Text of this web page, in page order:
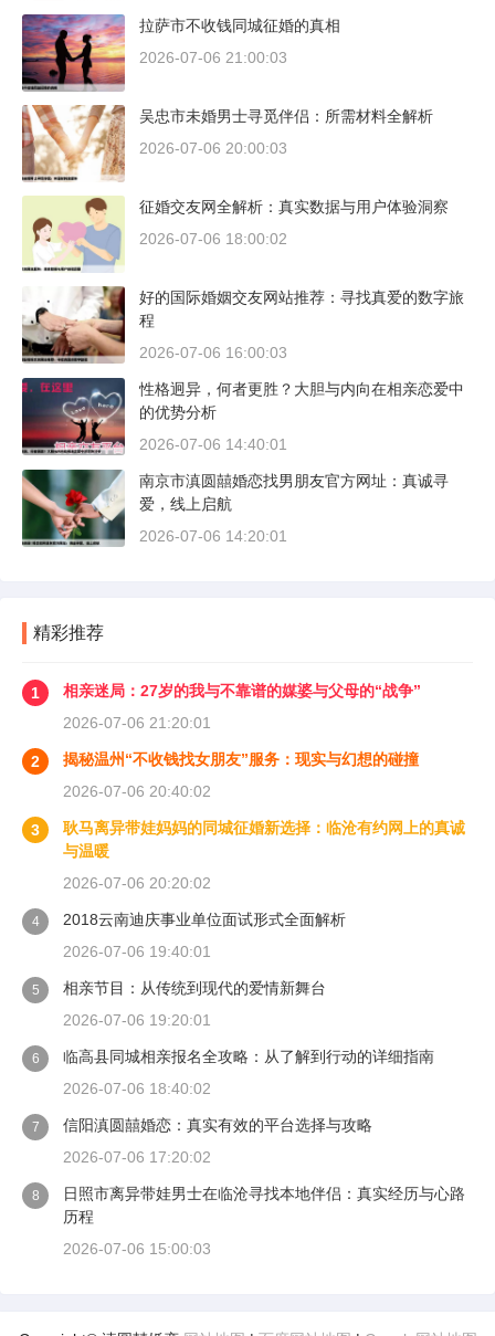
拉萨市不收钱同城征婚的真相
2026-07-06 21:00:03
吴忠市未婚男士寻觅伴侣：所需材料全解析
2026-07-06 20:00:03
征婚交友网全解析：真实数据与用户体验洞察
2026-07-06 18:00:02
好的国际婚姻交友网站推荐：寻找真爱的数字旅
程
2026-07-06 16:00:03
性格迥异，何者更胜？大胆与内向在相亲恋爱中
的优势分析
2026-07-06 14:40:01
南京市滇圆囍婚恋找男朋友官方网址：真诚寻
爱，线上启航
2026-07-06 14:20:01
精彩推荐
1
相亲迷局：27岁的我与不靠谱的媒婆与父母的“战争”
2026-07-06 21:20:01
2
揭秘温州“不收钱找女朋友”服务：现实与幻想的碰撞
2026-07-06 20:40:02
3
耿马离异带娃妈妈的同城征婚新选择：临沧有约网上的真诚
与温暖
2026-07-06 20:20:02
4
2018云南迪庆事业单位面试形式全面解析
2026-07-06 19:40:01
5
相亲节目：从传统到现代的爱情新舞台
2026-07-06 19:20:01
6
临高县同城相亲报名全攻略：从了解到行动的详细指南
2026-07-06 18:40:02
7
信阳滇圆囍婚恋：真实有效的平台选择与攻略
2026-07-06 17:20:02
8
日照市离异带娃男士在临沧寻找本地伴侣：真实经历与心路
历程
2026-07-06 15:00:03